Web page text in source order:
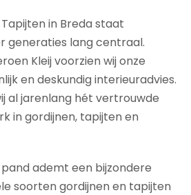
Tapijten in Breda staat
generaties lang centraal.
Kleij voorzien wij onze
en deskundig interieuradvies.
al jarenlang hét vertrouwde
in gordijnen, tapijten en
ademt een bijzondere
soorten gordijnen en tapijten